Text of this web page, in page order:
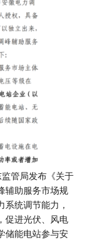
管局发布《关于
辅助服务市场规
统调节能力，
促进光伏、风电
储能电站参与安